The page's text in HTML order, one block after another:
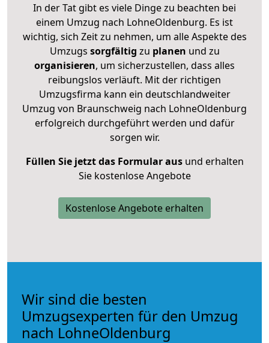
In der Tat gibt es viele Dinge zu beachten bei
einem Umzug nach LohneOldenburg. Es ist
wichtig, sich Zeit zu nehmen, um alle Aspekte des
Umzugs sorgfältig zu planen und zu
organisieren, um sicherzustellen, dass alles
reibungslos verläuft. Mit der richtigen
Umzugsfirma kann ein deutschlandweiter
Umzug von Braunschweig nach LohneOldenburg
erfolgreich durchgeführt werden und dafür
sorgen wir.
Füllen Sie jetzt das Formular ausund erhalten
Sie kostenlose Angebote
Kostenlose Angebote erhalten
Wir sind die besten
Umzugsexperten für den Umzug
nach LohneOldenburg